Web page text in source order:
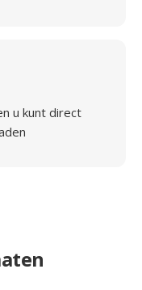
u kunt direct